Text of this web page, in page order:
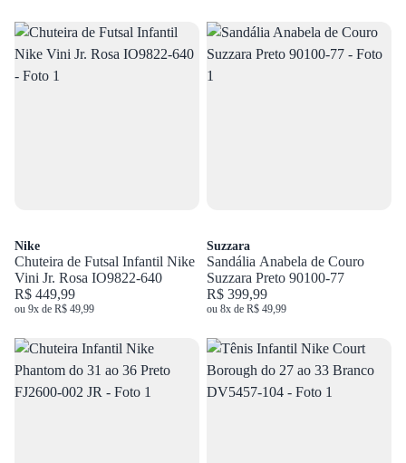
Nike
Chuteira de Futsal Infantil Nike
Vini Jr. Rosa IO9822-640
R$ 449,99
ou 9x de R$ 49,99
Suzzara
Sandália Anabela de Couro
Suzzara Preto 90100-77
R$ 399,99
ou 8x de R$ 49,99